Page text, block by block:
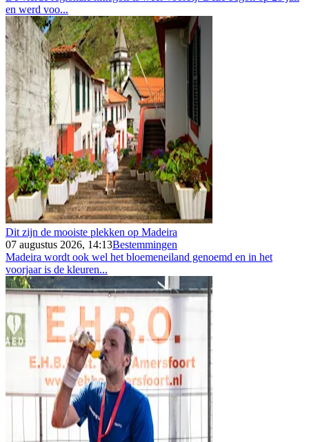
en werd voo...
Dit zijn de mooiste plekken op Madeira
07 augustus 2026, 14:13Bestemmingen
Madeira wordt ook wel het bloemeneiland genoemd en in het
voorjaar is de kleuren...